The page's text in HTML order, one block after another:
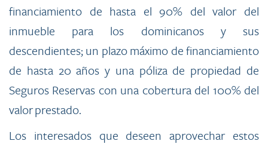
financiamiento de hasta el 90% del valor del
inmueble para los dominicanos y sus
descendientes; un plazo máximo de financiamiento
de hasta 20 años y una póliza de propiedad de
Seguros Reservas con una cobertura del 100% del
valor prestado.
Los interesados que deseen aprovechar estos